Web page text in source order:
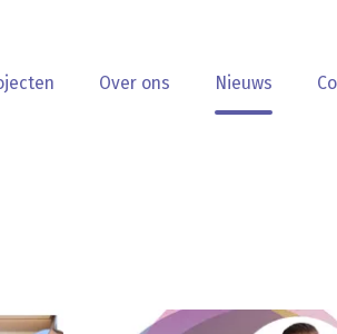
Over ons Nieuws